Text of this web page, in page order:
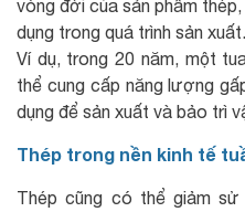
vòng đời của sản phẩm
dụng trong quá trình sản xuất.
Ví dụ, trong 20 năm, một
thể cung cấp năng lượng
dụng để sản xuất và bảo trì
Thép trong nền kinh tế
Thép cũng có thể giảm